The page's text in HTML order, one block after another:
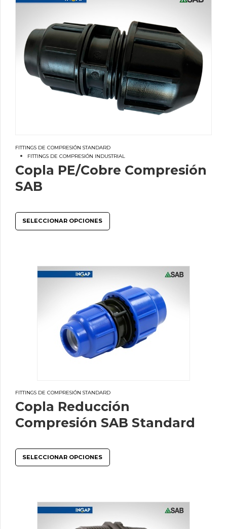
FITTINGS DE COMPRESIÓN STANDARD
FITTINGS DE COMPRESIÓN INDUSTRIAL
Copla PE/Cobre Compresión
SAB
SELECCIONAR OPCIONES
FITTINGS DE COMPRESIÓN STANDARD
Copla Reducción
Compresión SAB Standard
SELECCIONAR OPCIONES